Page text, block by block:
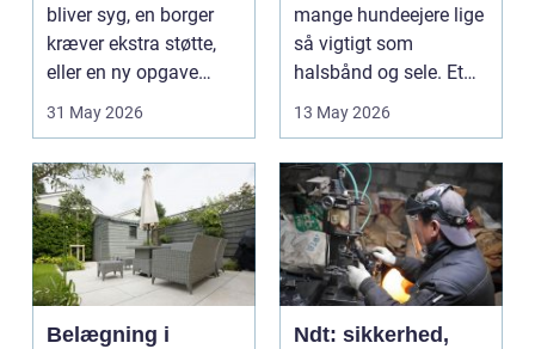
bliver syg, en borger
kræver ekstra støtte,
eller en ny opgave
opstår fra dag til...
31 May 2026
mange hundeejere lige
så vigtigt som
halsbånd og sele. Et
godt bur gi...
13 May 2026
Belægning i
Ndt: sikkerhed,